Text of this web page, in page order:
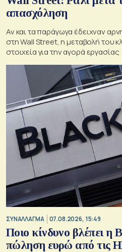
απασχόληση
Αν και τα παράγωγα έδειχναν
στη Wall Street, η μεταβολή του
στοιχεία για την αγορά εργασίας
ΣΥΝΑΛΛΑΓΜΑ 07.08.2026, 15:49
Ποιο κίνδυνο βλέπει η
πώληση ευρώ από τις